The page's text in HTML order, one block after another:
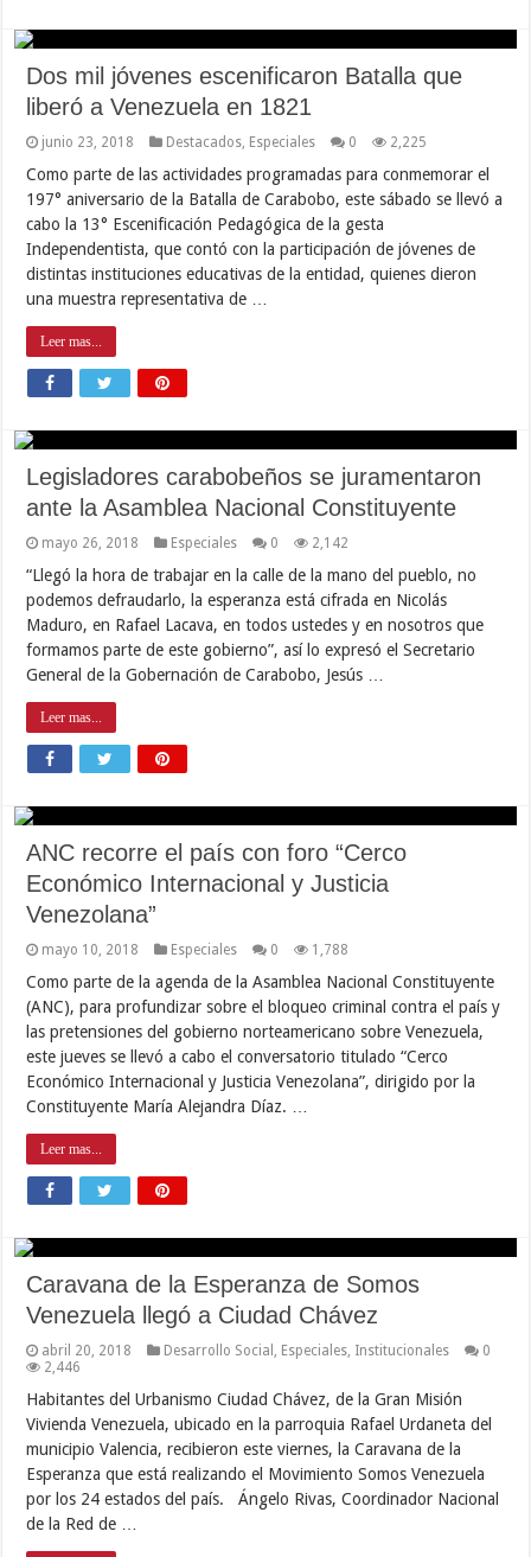
Dos mil jóvenes escenificaron Batalla que
liberó a Venezuela en 1821
junio 23, 2018 Destacados Especiales 0 2,225
Como parte de las actividades programadas para conmemorar el
197° aniversario de la Batalla de Carabobo, este sábado se llevó a
cabo la 13° Escenificación Pedagógica de la gesta
Independentista, que contó con la participación de jóvenes de
distintas instituciones educativas de la entidad, quienes dieron
una muestra representativa de …
Leer mas...
Legisladores carabobeños se juramentaron
ante la Asamblea Nacional Constituyente
mayo 26, 2018 Especiales 0 2,142
“Llegó la hora de trabajar en la calle de la mano del pueblo, no
podemos defraudarlo, la esperanza está cifrada en Nicolás
Maduro, en Rafael Lacava, en todos ustedes y en nosotros que
formamos parte de este gobierno”, así lo expresó el Secretario
General de la Gobernación de Carabobo, Jesús …
Leer mas...
ANC recorre el país con foro “Cerco
Económico Internacional y Justicia
Venezolana”
mayo 10, 2018 Especiales 0 1,788
Como parte de la agenda de la Asamblea Nacional Constituyente
(ANC), para profundizar sobre el bloqueo criminal contra el país y
las pretensiones del gobierno norteamericano sobre Venezuela,
este jueves se llevó a cabo el conversatorio titulado “Cerco
Económico Internacional y Justicia Venezolana”, dirigido por la
Constituyente María Alejandra Díaz. …
Leer mas...
Caravana de la Esperanza de Somos
Venezuela llegó a Ciudad Chávez
abril 20, 2018 Desarrollo Social Especiales Institucionales
0
2,446
Habitantes del Urbanismo Ciudad Chávez, de la Gran Misión
Vivienda Venezuela, ubicado en la parroquia Rafael Urdaneta del
municipio Valencia, recibieron este viernes, la Caravana de la
Esperanza que está realizando el Movimiento Somos Venezuela
por los 24 estados del país. Ángelo Rivas, Coordinador Nacional
de la Red de …